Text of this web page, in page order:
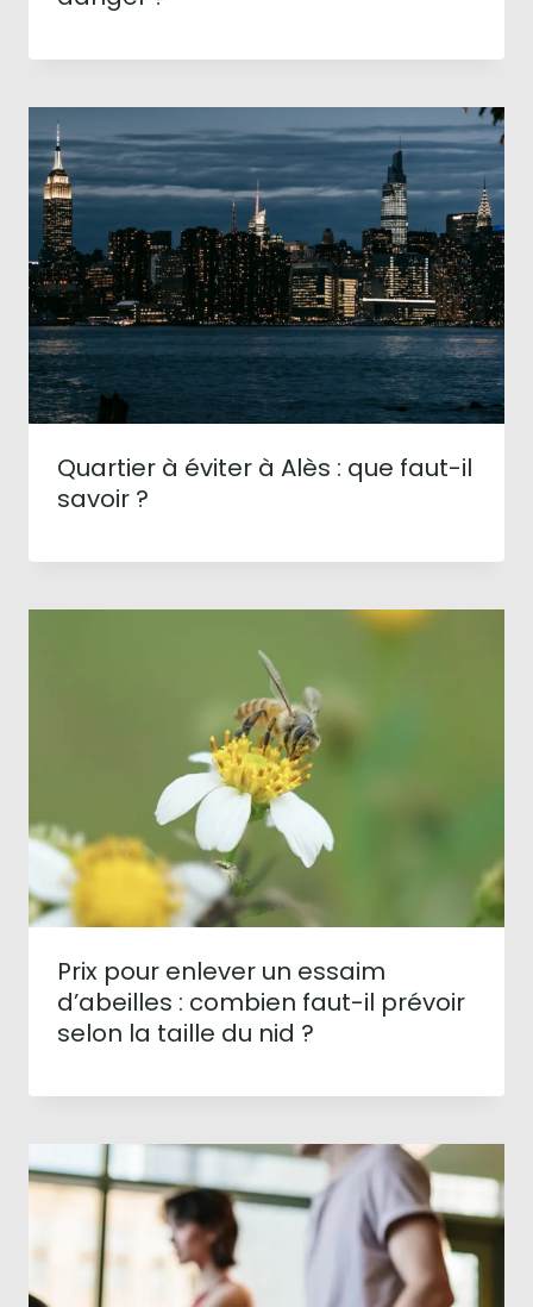
Quartier à éviter à Alès : que faut-il
savoir ?
Prix pour enlever un essaim
d’abeilles : combien faut-il prévoir
selon la taille du nid ?